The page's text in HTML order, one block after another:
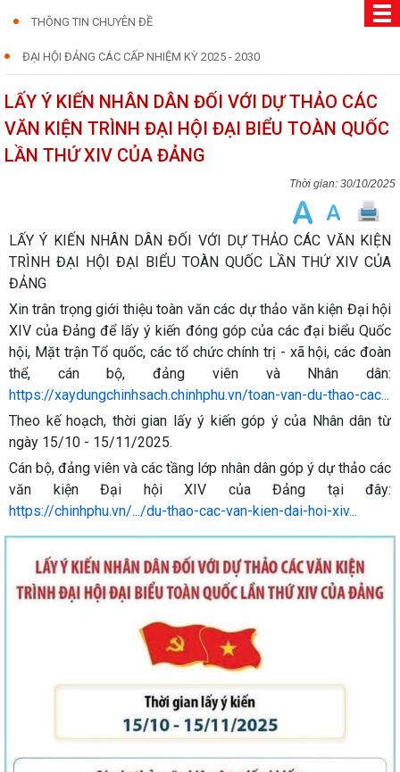
THÔNG TIN CHUYÊN ĐỀ
ĐẠI HỘI ĐẢNG CÁC CẤP NHIỆM KỲ 2025 - 2030
LẤY Ý KIẾN NHÂN DÂN ĐỐI VỚI DỰ THẢO CÁC
VĂN KIỆN TRÌNH ĐẠI HỘI ĐẠI BIỂU TOÀN QUỐC
LẦN THỨ XIV CỦA ĐẢNG
30/10/2025
LẤY Ý KIẾN NHÂN DÂN ĐỐI VỚI DỰ THẢO CÁC VĂN KIỆN
TRÌNH ĐẠI HỘI ĐẠI BIỂU TOÀN QUỐC LẦN THỨ XIV CỦA
ĐẢNG
Xin trân trọng giới thiệu toàn văn các dự thảo văn kiện Đại hội
XIV của Đảng để lấy ý kiến đóng góp của các đại biểu Quốc
hội, Mặt trận Tổ quốc, các tổ chức chính trị - xã hội, các đoàn
thể, cán bộ, đảng viên và Nhân dân:
https://xaydungchinhsach.chinhphu.vn/toan-van-du-thao-cac...
Theo kế hoạch, thời gian lấy ý kiến góp ý của Nhân dân từ
ngày 15/10 - 15/11/2025.
Cán bộ, đảng viên và các tầng lớp nhân dân góp ý dự thảo các
văn kiện Đại hội XIV của Đảng tại đây:
https://chinhphu.vn/.../du-thao-cac-van-kien-dai-hoi-xiv...